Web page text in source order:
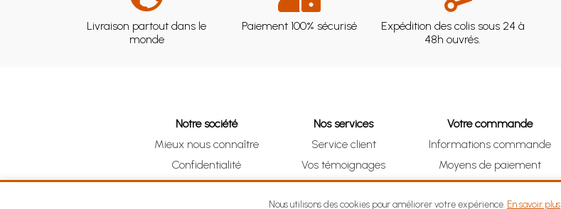
Livraison partout dans le
monde
Paiement 100% sécurisé
Expédition des colis sous 24 à
48h ouvrés.
Notre société
Mieux nous connaître
Confidentialité
CGV
Nos services
Service client
Vos témoignages
Clic & Collect (DRIVE)
Votre commande
Informations commande
Moyens de paiement
Suivre vos achats
Nous utilisons des cookies pour améliorer votre expérience. En savoir plus